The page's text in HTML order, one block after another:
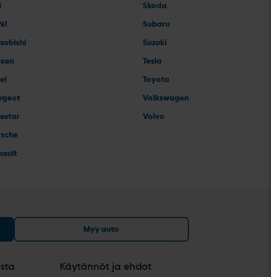
Skoda
Subaru
Suzuki
Tesla
Toyota
Volkswagen
Volvo
Myy auto
Käytännöt ja ehdot